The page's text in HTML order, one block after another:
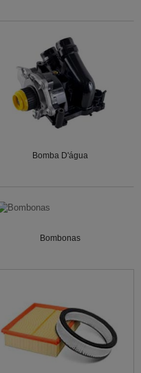
Bomba D'água
Bombonas